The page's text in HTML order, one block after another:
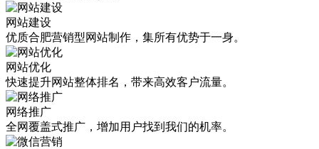
网站建设
优质合肥营销型网站制作，集所有优势于一身。
网站优化
快速提升网站整体排名，带来高效客户流量。
网络推广
全网覆盖式推广，增加用户找到我们的机率。